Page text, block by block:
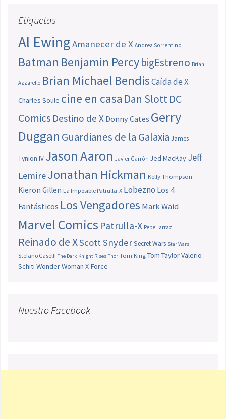
Etiquetas
Al EwingAmanecer de X Andrea Sorrentino
Batman Benjamin PercybigEstreno Brian
Azzarello Brian Michael BendisCaída de X
Charles Soule cine en casa Dan SlottDC
Comics Destino de X Donny Cates Gerry
Duggan Guardianes de la Galaxia James
Tynion IV Jason Aaron Javier Garrón Jed MacKay Jeff
LemireJonathan Hickman Kelly Thompson
Kieron Gillen La Imposible Patrulla-X Lobezno Los 4
Fantásticos Los Vengadores Mark Waid
Marvel Comics Patrulla-X Pepe Larraz
Reinado de XScott SnyderSecret Wars Star Wars
Stefano Caselli The Dark Knight Rises Thor Tom King Tom TaylorValerio
Schiti Wonder Woman X-Force
Nuestro Facebook